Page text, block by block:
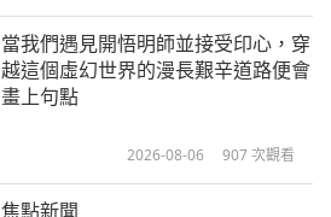
當我們遇見開悟明師並接受印心，穿
越這個虛幻世界的漫長艱辛道路便會
畫上句點
2026-08-06 907次觀看
焦點新聞